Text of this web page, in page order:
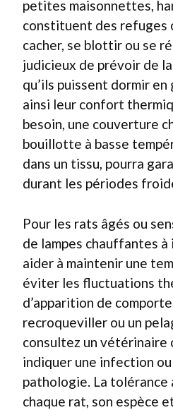
petites maisonnettes,
constituent des refuges
cacher, se blottir ou se
judicieux de prévoir de
qu’ils puissent dormir
ainsi leur confort
besoin, une couverture
bouillotte à basse
dans un tissu, pourra
durant les périodes
Pour les rats âgés ou
de lampes chauffantes
aider à maintenir une
éviter les fluctuations
d’apparition de
recroqueviller ou un
consultez un vétérinaire
indiquer une infection
pathologie. La tolérance
chaque rat, son espèce